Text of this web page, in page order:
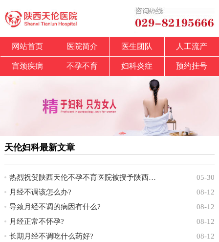
网站首页 医院简介 医生团队 人工流产
宫颈疾病 不孕不育 妇科炎症 预约挂号
天伦妇科最新文章
05-30
热烈祝贺陕西天伦不孕不育医院被授予陕西省中
08-12
月经不调该怎么办?
08-12
导致月经不调的病因有什么?
08-12
月经正常不怀孕?
08-12
长期月经不调吃什么药好?